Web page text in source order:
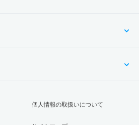
個人情報の取扱いについて